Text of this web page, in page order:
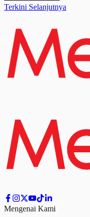
Terkini Selanjutnya
Mengenai Kami